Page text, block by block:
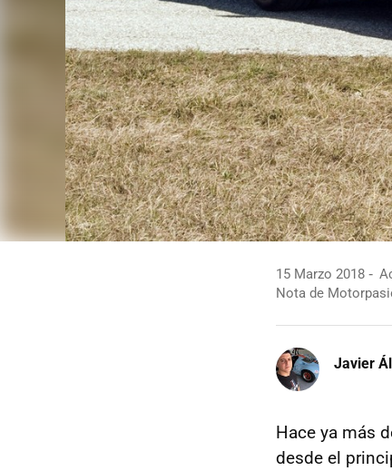
15 Marzo 2018
Nota de
Javier
Hace ya más
desde el